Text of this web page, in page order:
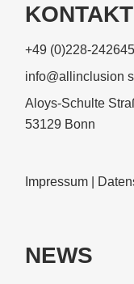
KONTAKT
+49 (0)228-
info@allinclusion
Aloys-Schulte
53129 Bonn
Impressum
NEWS